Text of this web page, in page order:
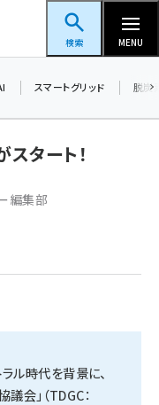
フォーラム
検索 MENU
スマートグリッド 脱炭
スタート！
編集部
ル時代を背景に、
会」（TDGC：